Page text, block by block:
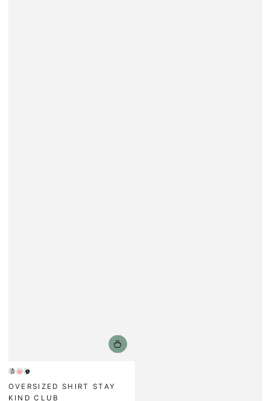
Flieder
Pink
Joi
Schwarz
OVERSIZED SHIRT STAY
KIND CLUB